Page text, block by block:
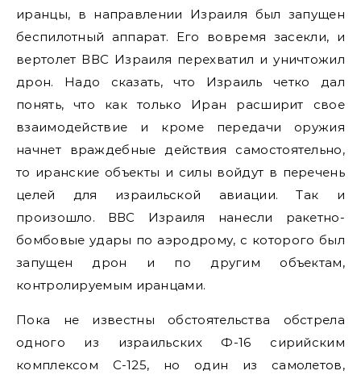
иранцы, в направлении Израиля был запущен
беспилотный аппарат. Его вовремя засекли, и
вертолет ВВС Израиля перехватил и уничтожил
дрон. Надо сказать, что Израиль четко дал
понять, что как только Иран расширит свое
взаимодействие и кроме передачи оружия
начнет враждебные действия самостоятельно,
то иранские объекты и силы войдут в перечень
целей для израильской авиации. Так и
произошло. ВВС Израиля нанесли ракетно-
бомбовые удары по аэродрому, с которого был
запущен дрон и по другим объектам,
контролируемым иранцами.
Пока не известны обстоятельства обстрела
одного из израильских Ф-16 сирийским
комплексом С-125, но один из самолетов,